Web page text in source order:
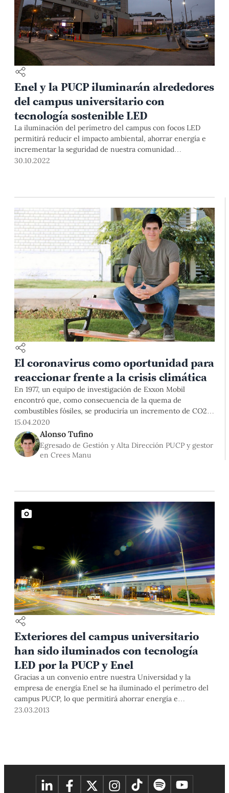
Enel y la PUCP iluminarán alrededores
del campus universitario con
tecnología sostenible LED
La iluminación del perímetro del campus con focos LED
permitirá reducir el impacto ambiental, ahorrar energía e
incrementar la seguridad de nuestra comunidad
universitaria y los transeúntes.
30.10.2022
El coronavirus como oportunidad para
reaccionar frente a la crisis climática
En 1977, un equipo de investigación de Exxon Mobil
encontró que, como consecuencia de la quema de
combustibles fósiles, se produciría un incremento de CO2
en la Tierra, y tendría efectos sobre el sistema climático;
por ende, sobre todo tipo de vida. Debido a sus intereses, la
empresa ocultó la data y montó una campaña
15.04.2020
Alonso Tufino
Egresado de Gestión y Alta Dirección PUCP y gestor
en Crees Manu
Exteriores del campus universitario
han sido iluminados con tecnología
LED por la PUCP y Enel
Gracias a un convenio entre nuestra Universidad y la
empresa de energía Enel se ha iluminado el perímetro del
campus PUCP, lo que permitirá ahorrar energía e
incrementar la seguridad de la comunidad y el público que
23.03.2013